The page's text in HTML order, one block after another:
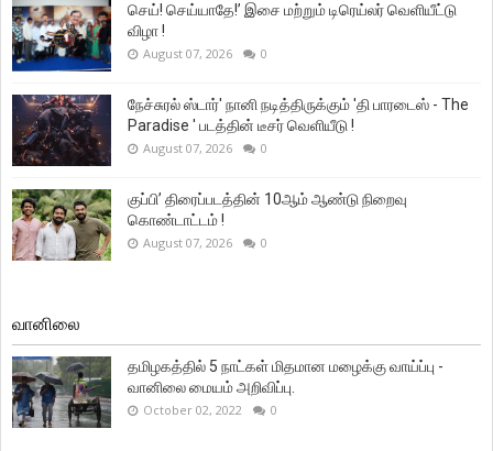
செய்! செய்யாதே!’ இசை மற்றும் டிரெய்லர் வெளியீட்டு
விழா !
August 07, 2026 0
நேச்சுரல் ஸ்டார்' நானி நடித்திருக்கும் 'தி பாரடைஸ் - The
Paradise ' படத்தின் டீசர் வெளியீடு !
August 07, 2026 0
குப்பி’ திரைப்படத்தின் 10ஆம் ஆண்டு நிறைவு
கொண்டாட்டம் !
August 07, 2026 0
வானிலை
தமிழகத்தில் 5 நாட்கள் மிதமான மழைக்கு வாய்ப்பு -
வானிலை மையம் அறிவிப்பு.
October 02, 2022 0